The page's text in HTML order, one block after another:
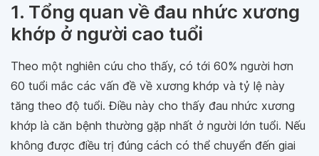
1. Tổng quan về đau nhức xương
khớp ở người cao tuổi
Theo một nghiên cứu cho thấy, có tới 60% người hơn
60 tuổi mắc các vấn đề về xương khớp và tỷ lệ này
tăng theo độ tuổi. Điều này cho thấy đau nhức xương
khớp là căn bệnh thường gặp nhất ở người lớn tuổi. Nếu
không được điều trị đúng cách có thể chuyển đến giai